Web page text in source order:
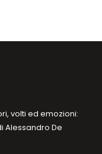
volti ed emozioni:
Alessandro De